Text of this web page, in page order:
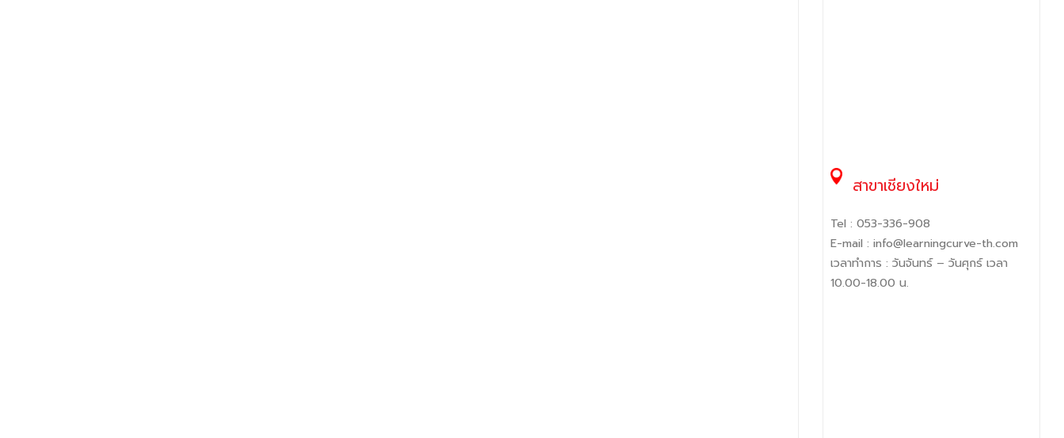
สาขาเชียงใหม่
Tel : 053-336-908
E-mail : info@learningcurve-th.com
เวลาทำการ : วันจันทร์ – วันศุกร์ เวลา
10.00-18.00 น.